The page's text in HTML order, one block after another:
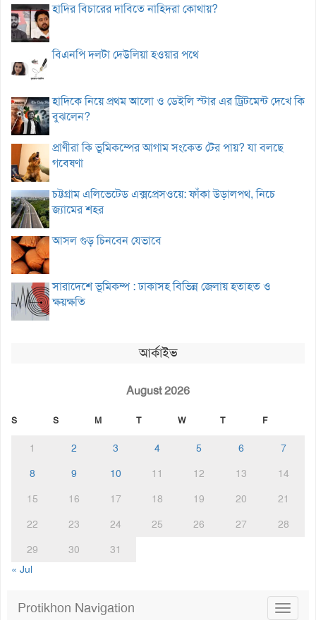
হাদির বিচারের দাবিতে নাহিদরা কোথায়?
বিএনপি দলটা দেউলিয়া হওয়ার পথে
হাদিকে নিয়ে প্রথম আলো ও ডেইলি স্টার এর ট্রিটমেন্ট দেখে কি
বুঝলেন?
প্রাণীরা কি ভূমিকম্পের আগাম সংকেত টের পায়? যা বলছে
গবেষণা
চট্টগ্রাম এলিভেটেড এক্সপ্রেসওয়ে: ফাঁকা উড়ালপথ, নিচে
জ্যামের শহর
আসল গুড় চিনবেন যেভাবে
সারাদেশে ভূমিকম্প : ঢাকাসহ বিভিন্ন জেলায় হতাহত ও
ক্ষয়ক্ষতি
আর্কাইভ
August 2026
S S M T W T F
1 2 3 4 5 6
7
8
9 10 11 12 13
14
15
16 17 18 19 20
21
22
23 24 25 26 27
28
29
30
31
« Jul
Toggle
Protikhon Navigation